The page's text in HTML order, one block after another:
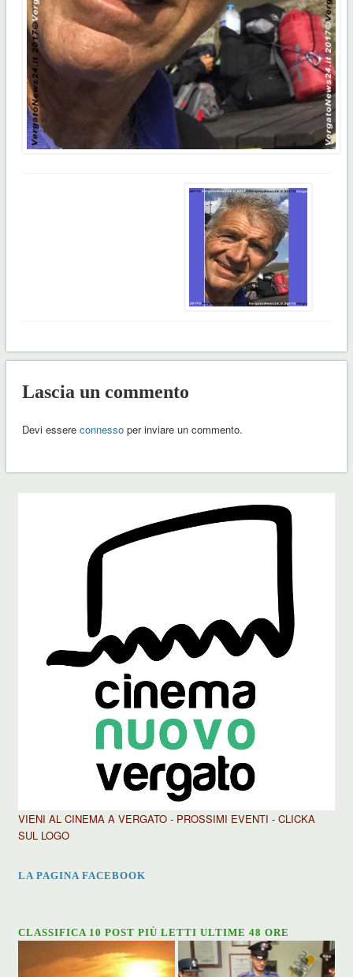
Lascia un commento
Devi essere connessoper inviare un commento.
VIENI AL CINEMA A VERGATO - PROSSIMI EVENTI - CLICKA
SUL LOGO
LA PAGINA FACEBOOK
CLASSIFICA 10 POST PIÙ LETTI ULTIME 48 ORE